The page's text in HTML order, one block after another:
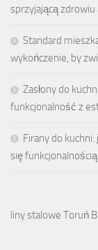
sprzyjającą zdrowiu
Standard
wykończenie, by
Zasłony do
funkcjonalność z
Firany do kuchni:
się
liny stalowe Toruń